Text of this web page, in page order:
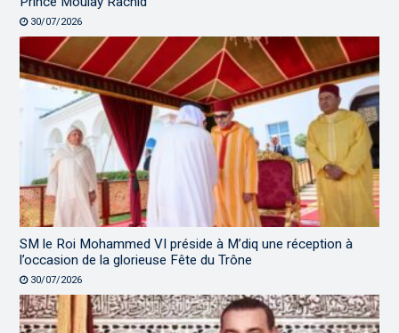
30/07/2026
SM le Roi Mohammed VI préside à M’diq une réception à
l’occasion de la glorieuse Fête du Trône
30/07/2026